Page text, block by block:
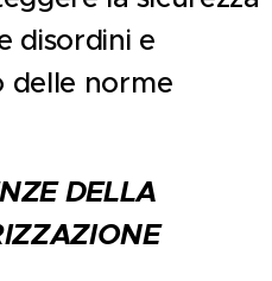
disordini e
delle norme
DELLA